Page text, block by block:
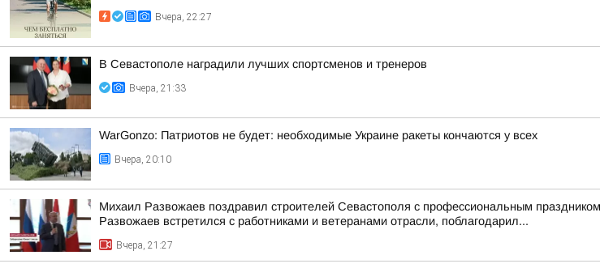
Вчера, 22:27
В Севастополе наградили лучших спортсменов и тренеров
Вчера, 21:33
WarGonzo: Патриотов не будет: необходимые Украине ракеты кончаются у всех
Вчера, 20:10
Михаил Развожаев поздравил строителей Севастополя с профессиональным
Развожаев встретился с работниками и ветеранами отрасли, поблагодарил...
Вчера, 21:27